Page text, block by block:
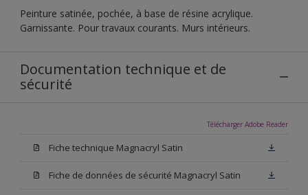
Peinture satinée, pochée, à base de résine acrylique.
Garnissante. Pour travaux courants. Murs intérieurs.
Documentation technique et de
sécurité
Télécharger Adobe Reader
Fiche technique Magnacryl Satin
Fiche de données de sécurité Magnacryl Satin